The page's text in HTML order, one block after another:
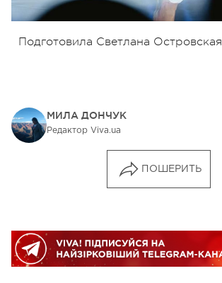
Подготовила Светлана Островская
МИЛА ДОНЧУК
Редактор Viva.ua
ПОШЕРИТЬ